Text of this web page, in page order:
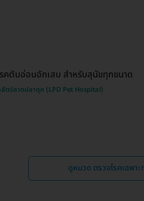
รคตับอ่อนอักเสบ สำหรับสุนัขทุกขนาด
สัตว์ลาดปลาดุก (LPD Pet Hospital)
ดูหมวด ตรวจโรคเฉพา